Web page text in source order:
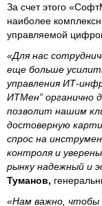
За счет этого
наиболее
управляемой
«Для нас
еще больше
управления ИТ-
ИТМен” органично
позволит нашим
достоверную
спрос на
контроля и
рынку надежный и
Туманов,
«Нам важно,